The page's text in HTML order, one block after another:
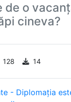
de o
cineva?
128 14